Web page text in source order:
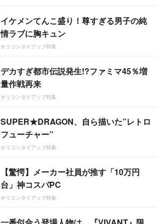
イケメンてんこ盛り！尊すぎる男子の純
情ラブに胸キュン
オリコンタイアップ特集
デカすぎ都市伝説発生!?ファミマ45％増
量作戦再来
オリコンタイアップ特集
SUPER★DRAGON、自ら描いた”レトロ
フューチャー”
オリコンタイアップ特集
【驚愕】メーカー社員が推す「10万円
台」神コスパPC
オリコンタイアップ特集